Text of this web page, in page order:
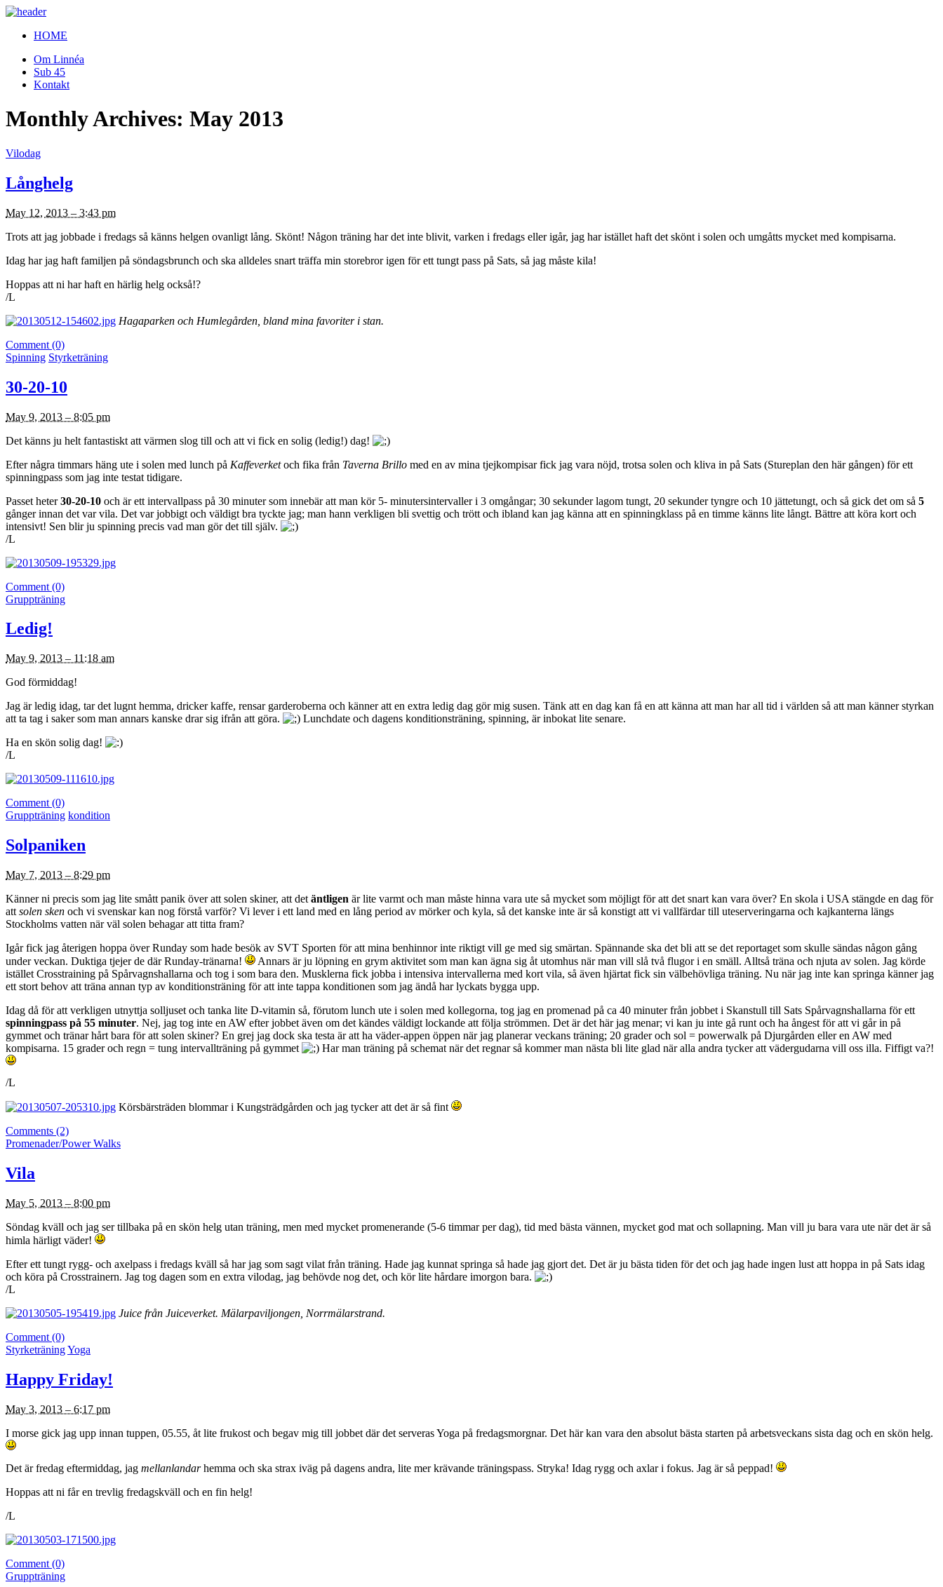
HOME
Om Linnéa
Sub 45
Kontakt
Monthly Archives: May 2013
Vilodag
Långhelg
May 12, 2013 – 3:43 pm
Trots att jag jobbade i fredags så känns helgen ovanligt lång. Skönt! Någon träning har det inte blivit, varken i fredags eller igår, jag har istället haft det skönt i solen och umgåtts mycket med kompisarna.
Idag har jag haft familjen på söndagsbrunch och ska alldeles snart träffa min storebror igen för ett tungt pass på Sats, så jag måste kila!
Hoppas att ni har haft en härlig helg också!?
/L
Hagaparken och Humlegården, bland mina favoriter i stan.
Comment (0)
Spinning Styrketräning
30-20-10
May 9, 2013 – 8:05 pm
Det känns ju helt fantastiskt att värmen slog till och att vi fick en solig (ledig!) dag!
Efter några timmars häng ute i solen med lunch på Kaffeverketoch fika från Taverna Brillo med en av mina tjejkompisar fick jag vara nöjd, trotsa solen och kliva in på Sats (Stureplan den här gången) för ett
spinningpass som jag inte testat tidigare.
Passet heter30-20-10 och är ett intervallpass på 30 minuter som innebär att man kör 5- minutersintervaller i 3 omgångar; 30 sekunder lagom tungt, 20 sekunder tyngre och 10 jättetungt, och så gick det om så 5
gånger innan det var vila. Det var jobbigt och väldigt bra tyckte jag; man hann verkligen bli svettig och trött och ibland kan jag känna att en spinningklass på en timme känns lite långt. Bättre att köra kort och
intensivt! Sen blir ju spinning precis vad man gör det till själv.
/L
Comment (0)
Gruppträning
Ledig!
May 9, 2013 – 11:18 am
God förmiddag!
Jag är ledig idag, tar det lugnt hemma, dricker kaffe, rensar garderoberna och känner att en extra ledig dag gör mig susen. Tänk att en dag kan få en att känna att man har all tid i världen så att man känner styrkan
att ta tag i saker som man annars kanske drar sig ifrån att göra.
Lunchdate och dagens konditionsträning, spinning, är inbokat lite senare.
Ha en skön solig dag!
/L
Comment (0)
Gruppträning kondition
Solpaniken
May 7, 2013 – 8:29 pm
Känner ni precis som jag lite smått panik över att solen skiner, att det äntligen är lite varmt och man måste hinna vara ute så mycket som möjligt för att det snart kan vara över? En skola i USA stängde en dag för
att solen sken och vi svenskar kan nog förstå varför? Vi lever i ett land med en lång period av mörker och kyla, så det kanske inte är så konstigt att vi vallfärdar till uteserveringarna och kajkanterna längs
Stockholms vatten när väl solen behagar att titta fram?
Igår fick jag återigen hoppa över Runday som hade besök av SVT Sporten för att mina benhinnor inte riktigt vill ge med sig smärtan. Spännande ska det bli att se det reportaget som skulle sändas någon gång
under veckan. Duktiga tjejer de där Runday-tränarna!
Annars är ju löpning en grym aktivitet som man kan ägna sig åt utomhus när man vill slå två flugor i en smäll. Alltså träna och njuta av solen. Jag körde
istället Crosstraining på Spårvagnshallarna och tog i som bara den. Musklerna fick jobba i intensiva intervallerna med kort vila, så även hjärtat fick sin välbehövliga träning. Nu när jag inte kan springa känner jag
ett stort behov att träna annan typ av konditionsträning för att inte tappa konditionen som jag ändå har lyckats bygga upp.
Idag då för att verkligen utnyttja solljuset och tanka lite D-vitamin så, förutom lunch ute i solen med kollegorna, tog jag en promenad på ca 40 minuter från jobbet i Skanstull till Sats Spårvagnshallarna för ett
spinningpass på 55 minuter. Nej, jag tog inte en AW efter jobbet även om det kändes väldigt lockande att följa strömmen. Det är det här jag menar; vi kan ju inte gå runt och ha ångest för att vi går in på
gymmet och tränar hårt bara för att solen skiner? En grej jag dock ska testa är att ha väder-appen öppen när jag planerar veckans träning; 20 grader och sol = powerwalk på Djurgården eller en AW med
kompisarna. 15 grader och regn = tung intervallträning på gymmet
Har man träning på schemat när det regnar så kommer man nästa bli lite glad när alla andra tycker att vädergudarna vill oss illa. Fiffigt va?!
/L
Körsbärsträden blommar i Kungsträdgården och jag tycker att det är så fint
Comments (2)
Promenader/Power Walks
Vila
May 5, 2013 – 8:00 pm
Söndag kväll och jag ser tillbaka på en skön helg utan träning, men med mycket promenerande (5-6 timmar per dag), tid med bästa vännen, mycket god mat och sollapning. Man vill ju bara vara ute när det är så
himla härligt väder!
Efter ett tungt rygg- och axelpass i fredags kväll så har jag som sagt vilat från träning. Hade jag kunnat springa så hade jag gjort det. Det är ju bästa tiden för det och jag hade ingen lust att hoppa in på Sats idag
och köra på Crosstrainern. Jag tog dagen som en extra vilodag, jag behövde nog det, och kör lite hårdare imorgon bara.
/L
Juice från Juiceverket. Mälarpaviljongen, Norrmälarstrand.
Comment (0)
StyrketräningYoga
Happy Friday!
May 3, 2013 – 6:17 pm
I morse gick jag upp innan tuppen, 05.55, åt lite frukost och begav mig till jobbet där det serveras Yoga på fredagsmorgnar. Det här kan vara den absolut bästa starten på arbetsveckans sista dag och en skön helg.
Det är fredag eftermiddag, jag mellanlandarhemma och ska strax iväg på dagens andra, lite mer krävande träningspass. Stryka! Idag rygg och axlar i fokus. Jag är så peppad!
Hoppas att ni får en trevlig fredagskväll och en fin helg!
/L
Comment (0)
Gruppträning